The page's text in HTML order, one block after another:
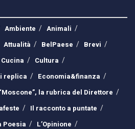
Ambiente
Animali
Attualità BelPaese
Brevi
Cucina
Cultura
replica
Economia&finanza
la rubrica del Direttore
Il racconto a puntate
Poesia
L’Opinione